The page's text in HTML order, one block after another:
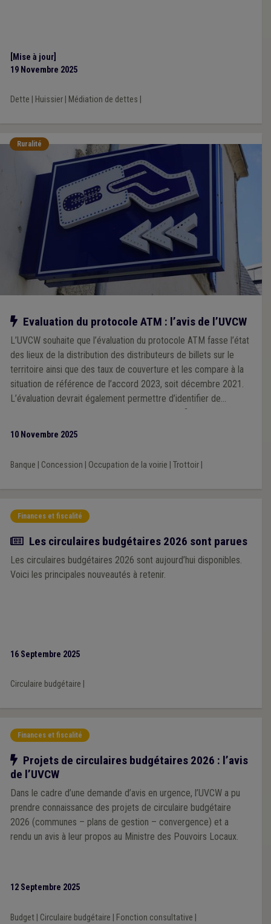
[Mise à jour]
19 Novembre 2025
Dette Huissier| Médiation de dettes
Ruralité
Notre action
Evaluation du protocole ATM : l’avis de l’UVCW
L’UVCW souhaite que l’évaluation du protocole ATM fasse l’état
des lieux de la distribution des distributeurs de billets sur le
territoire ainsi que des taux de couverture et les compare à la
situation de référence de l’accord 2023, soit décembre 2021.
L’évaluation devrait également permettre d’identifier de
manière objective les zones mal desservies afin de pouvoir
10 Novembre 2025
Banque Concession Occupation de la voirie Trottoir|
Finances et fiscalité
Actualité
Les circulaires budgétaires 2026 sont parues
Les circulaires budgétaires 2026 sont aujourd’hui disponibles.
Voici les principales nouveautés à retenir.
16 Septembre 2025
Circulaire budgétaire
Finances et fiscalité
Notre action
Projets de circulaires budgétaires 2026 : l’avis
de l’UVCW
Dans le cadre d’une demande d’avis en urgence, l’UVCW a pu
prendre connaissance des projets de circulaire budgétaire
2026 (communes – plans de gestion – convergence) et a
rendu un avis à leur propos au Ministre des Pouvoirs Locaux.
12 Septembre 2025
Budget| Circulaire budgétaire Fonction consultative